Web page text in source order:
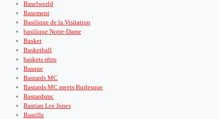
Baselworld
Basement
Basilique de la Visitation
basilique Notre-Dame
Basket
Basketball
baskets rétro
Basque
Bastards MC
Bastards MC meets Burlesque
Bastardsmc
Bastian Lee Jones
Bastille